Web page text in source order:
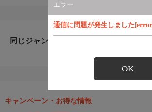
エラー
通信に問題が発生しました
OK
同じジャンルのおすすめ番組
キャンペーン・お得な情報